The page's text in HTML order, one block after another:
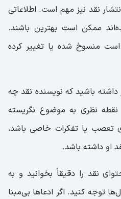
نقد نیز مهم است. اطلاعاتی
ممکن است بهترین باشند.
منسوخ شده یا تغییر کرده
داشته باشید که نویسنده نقد چه
نقطه نظری به موضوع نگریسته
تعصب یا تفکرات خاصی باشد،
او داشته باشد.
نقد را دقیقاً بخوانید و به
توجه کنید. اگر ادعاها بی‌مبنا